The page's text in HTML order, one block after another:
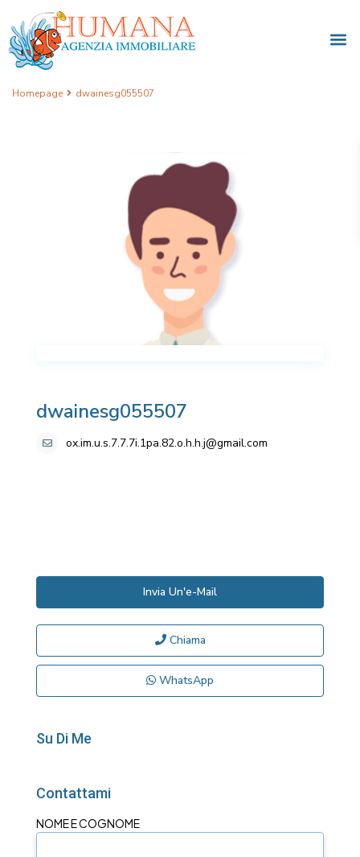
Homepage dwainesg055507
dwainesg055507
ox.im.u.s.7.7.7i.1pa.82.o.h.h.j@gmail.com
Invia Un'e-Mail
Chiama
WhatsApp
Su Di Me
Contattami
NOME E COGNOME